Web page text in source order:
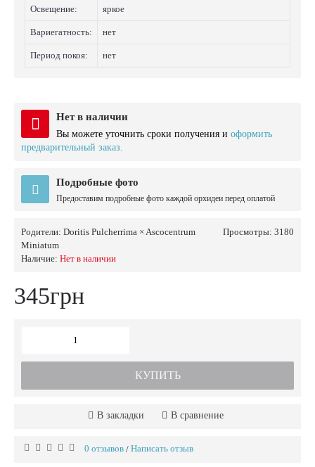
Освещение: яркое
Вариегатность: нет
Период покоя: нет
Нет в наличии
Вы можете уточнить сроки получения и оформить
предварительный заказ.
Подробные фото
Предоставим подробные фото каждой орхидеи перед оплатой
Просмотры: 3180
Родители: Doritis Pulcherrima × Ascocentrum
Miniatum
Наличие: Нет в наличии
345грн
КУПИТЬ
В закладки В сравнение
0 отзывов / Написать отзыв